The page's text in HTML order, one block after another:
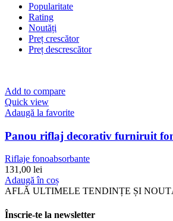
Popularitate
Rating
Noutăți
Preț crescător
Preț descrescător
Add to compare
Quick view
Adaugă la favorite
Panou riflaj decorativ furniruit
Riflaje fonoabsorbante
131,00 lei
Adaugă în coș
AFLĂ ULTIMELE TENDINȚE ȘI
Înscrie-te la newsletter